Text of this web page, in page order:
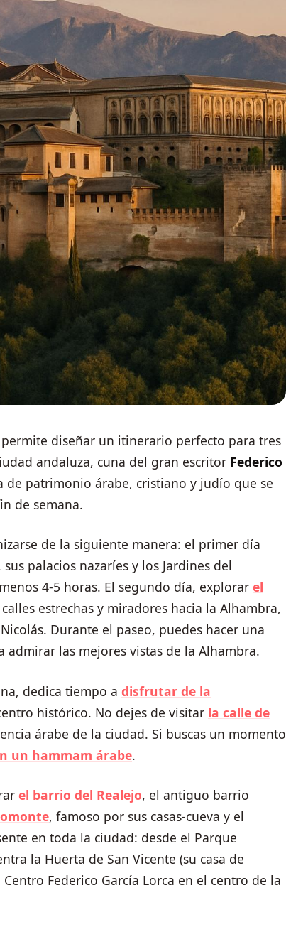
diseñar un itinerario perfecto para tres
andaluza, cuna del gran escritor Federico
de patrimonio árabe, cristiano y judío que se
de semana.
de la siguiente manera: el primer día
sus palacios nazaríes y los Jardines del
4-5 horas. El segundo día, explorar el
estrechas y miradores hacia la Alhambra,
Durante el paseo, puedes hacer una
admirar las mejores vistas de la Alhambra.
dedica tiempo a disfrutar de la
histórico. No dejes de visitar la calle de
árabe de la ciudad. Si buscas un momento
un hammam árabe.
el barrio del Realejo, el antiguo barrio
, famoso por sus casas-cueva y el
en toda la ciudad: desde el Parque
la Huerta de San Vicente (su casa de
Federico García Lorca en el centro de la